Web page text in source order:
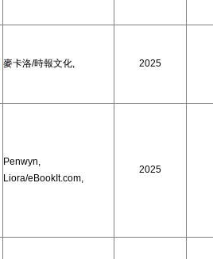
麥卡洛/時報文化, 2025
Penwyn,
Liora/eBookIt.com,
2025